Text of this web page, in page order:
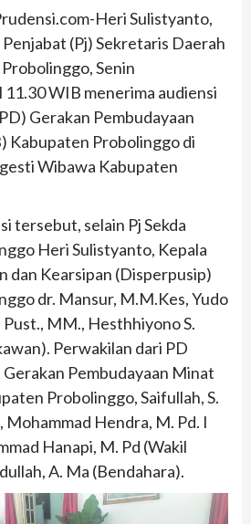
Heri Sulistyanto,
Penjabat (Pj) Sekretaris Daerah
Senin
WIB menerima audiensi
Gerakan Pembudayaan
Kabupaten Probolinggo di
Wibawa Kabupaten
tersebut, selain Pj Sekda
Heri Sulistyanto, Kepala
dan Kearsipan (Disperpusip)
dr. Mansur, M.M.Kes, Yudo
Pust., MM., Hesthhiyono S.
Perwakilan dari PD
Pembudayaan Minat
Probolinggo, Saifullah, S.
Mohammad Hendra, M. Pd. I
Hanapi, M. Pd (Wakil
A. Ma (Bendahara).